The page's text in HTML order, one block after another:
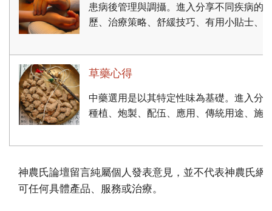
患病後管理與調攝。進入分享不同疾病的
歷、治療策略、舒緩技巧、有用小貼士、
草藥心得
中藥選用是以其特定性味為基礎。進入分
種植、炮製、配伍、應用、傳統用途、施
神農氏論壇留言純屬個人發表意見，並不代表神農氏
可任何具體產品、服務或治療。